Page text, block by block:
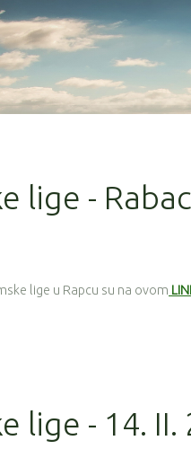
lige -
lige u Rapcu su na ovom
lige - 14. II.